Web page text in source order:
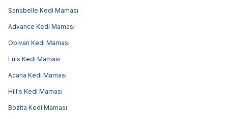
Sanabelle Kedi Maması
Advance Kedi Maması
Obivan Kedi Maması
Luis Kedi Maması
Acana Kedi Maması
Hill's Kedi Maması
Bozita Kedi Maması